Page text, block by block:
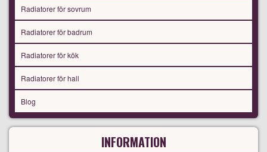
Radiatorer för sovrum
Radiatorer för badrum
Radiatorer för kök
Radiatorer för hall
Blog
INFORMATION